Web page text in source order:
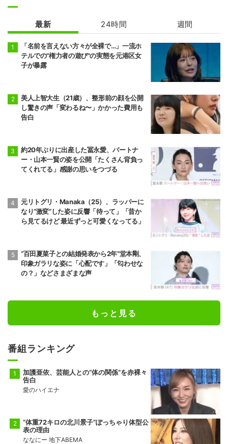
最新 24時間 週間
「名前を言えない方々が全裸で…」一流ホ
テルでの"権力者の遊び"の実態を元港区女
子が暴露
美人上智大生（21歳）、整形前の顔を公開
し驚きの声「変わるね〜」かかった費用も
告白
約20年ぶりに出産した冨永愛、パートナ
ー・山本一賢の姿を公開「たくさん背負っ
てくれてる」感謝の思いをつづる
元リトグリ・Manaka（25）、ラッパーに
なり“激変”した姿に反響「待って」「昔か
ら見てるけど 最近ずっと可愛くなってる」
“百田夏菜子との結婚発表から2年”堂本剛、
印象ガラリな姿に「心配です」「匂わせな
の？」などさまざまな声
もっと見る
番組ランキング
加護亜依、芸能人との“体の関係”を赤裸々
告白
愛のハイエナ
“体重72キロの北川景子”ぽっちゃり体型公
表の理由
ななにー 地下ABEMA